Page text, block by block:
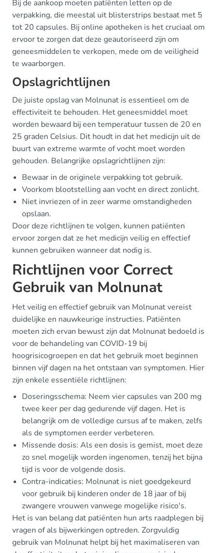
Bij de aankoop moeten patiënten letten op de
verpakking, die meestal uit blisterstrips bestaat met 5
tot 20 capsules. Bij online apotheken is het cruciaal om
ervoor te zorgen dat deze geautoriseerd zijn om
geneesmiddelen te verkopen, mede om de veiligheid
te waarborgen.
Opslagrichtlijnen
De juiste opslag van Molnunat is essentieel om de
effectiviteit te behouden. Het geneesmiddel moet
worden bewaard bij een temperatuur tussen de 20 en
25 graden Celsius. Dit houdt in dat het medicijn uit de
buurt van extreme warmte of vocht moet worden
gehouden. Belangrijke opslagrichtlijnen zijn:
Bewaar in de originele verpakking tot gebruik.
Voorkom blootstelling aan vocht en direct zonlicht.
Niet invriezen of in zeer warme omstandigheden
opslaan.
Door deze richtlijnen te volgen, kunnen patiënten
ervoor zorgen dat ze het medicijn veilig en effectief
kunnen gebruiken wanneer dat nodig is.
Richtlijnen voor Correct
Gebruik van Molnunat
Het veilig en effectief gebruik van Molnunat vereist
duidelijke en nauwkeurige instructies. Patiënten
moeten zich ervan bewust zijn dat Molnunat bedoeld is
voor de behandeling van COVID-19 bij
hoogrisicogroepen en dat het gebruik moet beginnen
binnen vijf dagen na het ontstaan van symptomen. Hier
zijn enkele essentiële richtlijnen:
Doseringsschema: Neem vier capsules van 200 mg
twee keer per dag gedurende vijf dagen. Het is
belangrijk om de volledige cursus af te maken, zelfs
als de symptomen eerder verbeteren.
Missende dosis: Als een dosis is gemist, moet deze
zo snel mogelijk worden ingenomen, tenzij het bijna
tijd is voor de volgende dosis.
Contra-indicaties: Molnunat is niet goedgekeurd
voor gebruik bij kinderen onder de 18 jaar of bij
zwangere vrouwen vanwege mogelijke risico's.
Het is van belang dat patiënten hun arts raadplegen bij
vragen of als bijwerkingen optreden. Zorgvuldig
gebruik van Molnunat helpt bij het maximaliseren van